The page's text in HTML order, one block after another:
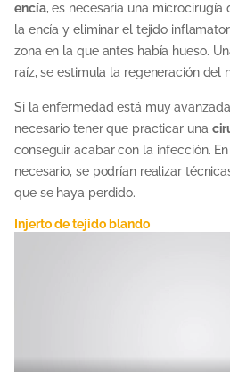
encía, es necesaria una
la encía y eliminar el tejido
zona en la que antes había hueso.
raíz, se estimula la regeneración del
Si la enfermedad está muy
necesario tener que practicar una
conseguir acabar con la infección.
necesario, se podrían realizar
que se haya perdido.
Injerto de tejido blando